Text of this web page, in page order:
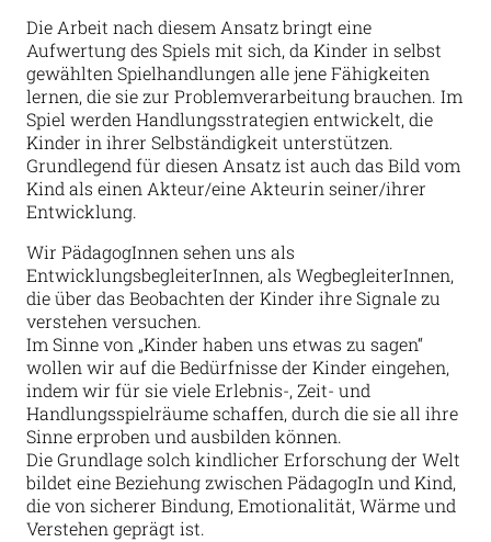
Die Arbeit nach diesem Ansatz bringt eine
Aufwertung des Spiels mit sich, da Kinder in selbst
gewählten Spielhandlungen alle jene Fähigkeiten
lernen, die sie zur Problemverarbeitung brauchen. Im
Spiel werden Handlungsstrategien entwickelt, die
Kinder in ihrer Selbständigkeit unterstützen.
Grundlegend für diesen Ansatz ist auch das Bild vom
Kind als einen Akteur/eine Akteurin seiner/ihrer
Entwicklung.
Wir PädagogInnen sehen uns als
EntwicklungsbegleiterInnen, als WegbegleiterInnen,
die über das Beobachten der Kinder ihre Signale zu
verstehen versuchen.
Im Sinne von „Kinder haben uns etwas zu sagen“
wollen wir auf die Bedürfnisse der Kinder eingehen,
indem wir für sie viele Erlebnis-, Zeit- und
Handlungsspielräume schaffen, durch die sie all ihre
Sinne erproben und ausbilden können.
Die Grundlage solch kindlicher Erforschung der Welt
bildet eine Beziehung zwischen PädagogIn und Kind,
die von sicherer Bindung, Emotionalität, Wärme und
Verstehen geprägt ist.